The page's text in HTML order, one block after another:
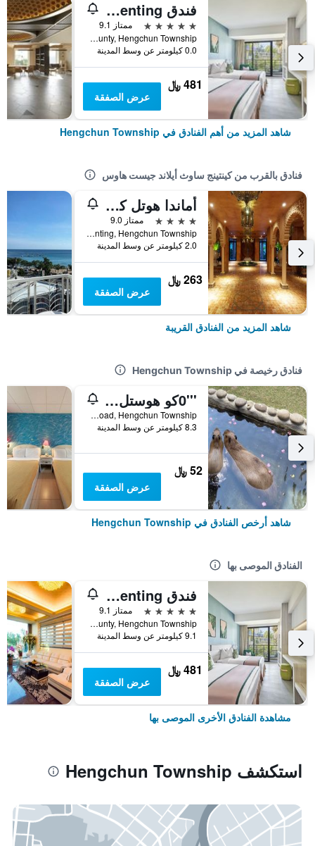
فندق Caesar Park Kenting
5 نجوم
ممتاز 9.1
No. 6 Kenting Road, Hengchun Town, Pingtung County, Hengchun Township, تايوان
0.0 كيلومتر عن وسط المدينة
481 ﷼
عرض الصفقة
شاهد المزيد من أهم الفنادق في Hengchun Township
فنادق بالقرب من كينتينج ساوث أيلاند جيست هاوس
أماندا هوتل كنتيج
4 نجوم
ممتاز 9.0
No.330, Nanwan Rd., Kenting, Hengchun Township, تايوان
2.0 كيلومتر عن وسط المدينة
263 ﷼
عرض الصفقة
شاهد المزيد من الفنادق القريبة
فنادق رخيصة في Hengchun Township
'''0كو هوستل 4 4444
No. 195, Kenting Road, Hengchun Township, تايوان
8.3 كيلومتر عن وسط المدينة
52 ﷼
عرض الصفقة
شاهد أرخص الفنادق في Hengchun Township
الفنادق الموصى بها
فندق Caesar Park Kenting
5 نجوم
ممتاز 9.1
No. 6 Kenting Road, Hengchun Town, Pingtung County, Hengchun Township, تايوان
9.1 كيلومتر عن وسط المدينة
481 ﷼
عرض الصفقة
مشاهدة الفنادق الأخرى الموصى بها
استكشف Hengchun Township